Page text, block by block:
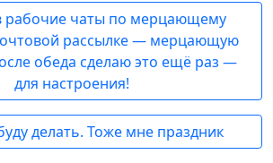
рабочие чаты по мерцающему
рассылке — мерцающую
обеда сделаю это ещё раз —
для настроения!
делать. Тоже мне праздник